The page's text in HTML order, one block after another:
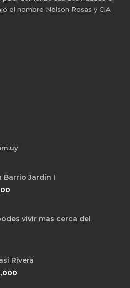
el nombre Nelson Rosas y CIA
Barrio Jardín I
vivir mas cerca del
Rivera